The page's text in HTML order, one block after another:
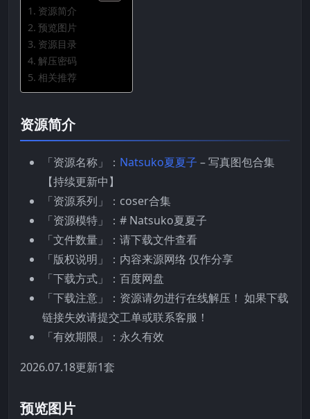
资源简介
预览图片
资源目录
解压密码
相关推荐
资源简介
「资源名称」： Natsuko夏夏子 – 写真图包合集
【持续更新中】
「资源系列」：coser合集
「资源模特」：# Natsuko夏夏子
「文件数量」：请下载文件查看
「版权说明」：内容来源网络 仅作分享
「下载方式」：百度网盘
「下载注意」：资源请勿进行在线解压！ 如果下载
链接失效请提交工单或联系客服！
「有效期限」：永久有效
2026.07.18更新1套
预览图片